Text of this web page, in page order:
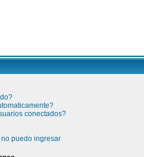
conectados?
puedo ingresar